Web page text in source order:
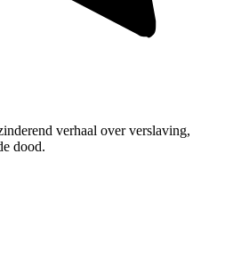
verhaal over verslaving,
dood.